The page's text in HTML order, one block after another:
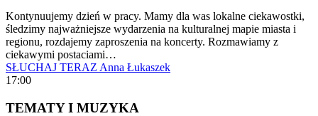
Kontynuujemy dzień w pracy. Mamy dla was lokalne ciekawostki,
śledzimy najważniejsze wydarzenia na kulturalnej mapie miasta i
regionu, rozdajemy zaproszenia na koncerty. Rozmawiamy z
ciekawymi postaciami…
SŁUCHAJ TERAZ Anna Łukaszek
17:00
TEMATY I MUZYKA